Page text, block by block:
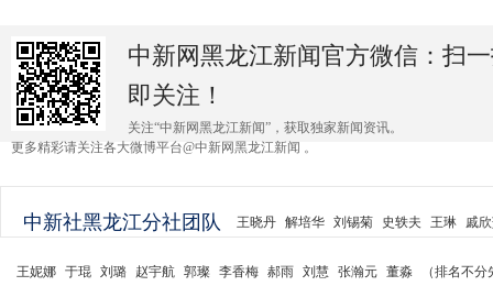
中新网黑龙江新闻官方微信：扫
即关注！
关注“中新网黑龙江新闻”，获取独家新闻资讯。
更多精彩请关注各大微博平台@中新网黑龙江新闻 。
中新社黑龙江分社团队 王晓丹 解培华 刘锡菊 史轶夫 王琳 戚
王妮娜 于琨 刘璐 赵宇航 郭璨 李香梅 郝雨 刘慧 张瀚元 董淼 （排名不